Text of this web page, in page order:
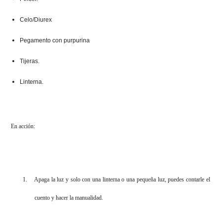
Celo/Diurex
Pegamento con purpurina
Tijeras.
Linterna.
En acción:
1. Apaga la luz y solo con una linterna o una pequeña luz, puedes contarle el
cuento y hacer la manualidad.